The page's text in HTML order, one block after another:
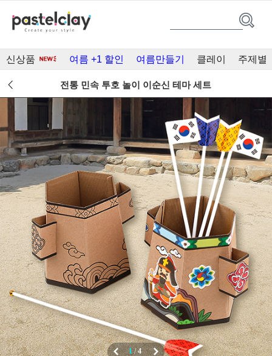
신상품 여름 +1 할인 여름만들기 클레이 주제별
전통 민속 투호 놀이 이순신 테마 세트
1/4